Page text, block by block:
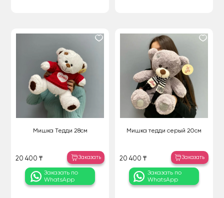
Мишка Тедди 28см
20 400 ₸ Заказать
Заказать по
WhatsApp
Мишка тедди серый 20см
20 400 ₸ Заказать
Заказать по
WhatsApp